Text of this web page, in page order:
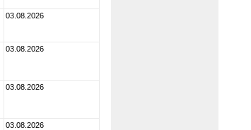
03.08.2026
03.08.2026
03.08.2026
03.08.2026